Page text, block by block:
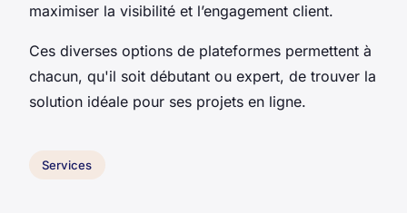
maximiser la visibilité et l’engagement client.
Ces diverses options de plateformes permettent à
chacun, qu'il soit débutant ou expert, de trouver la
solution idéale pour ses projets en ligne.
Services